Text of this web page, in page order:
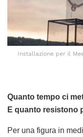
Installazione per il
Quanto tempo ci
E quanto resistono
Per una figura in